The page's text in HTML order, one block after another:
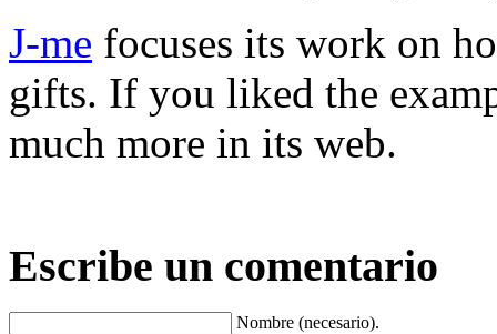
J-me focuses its work on
gifts. If you liked the
much more in its web.
Escribe un comentario
Nombre (necesario).